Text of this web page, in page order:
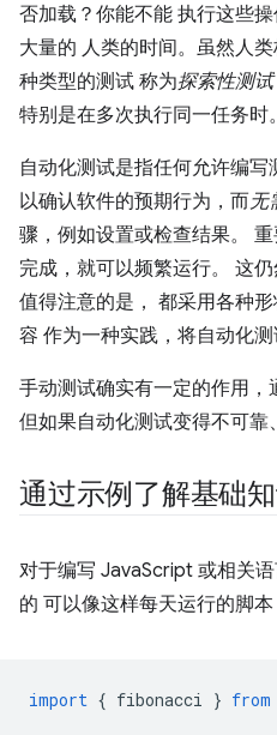
否加载？你能不能 执行这些
大量的 人类的时间。虽然人
种类型的测试 称为探索性测试
特别是在多次执行同一任务时。
自动化测试是指任何允许编
以确认软件的预期行为，而无
骤，例如设置或检查结果。
完成，就可以频繁运行。 这
值得注意的是， 都采用各种
容 作为一种实践，将自动化测
手动测试确实有一定的作用
但如果自动化测试变得不可靠
通过示例了解基础
对于编写 JavaScript 或相关
的 可以像这样每天运行的脚
import { fibonacci } from